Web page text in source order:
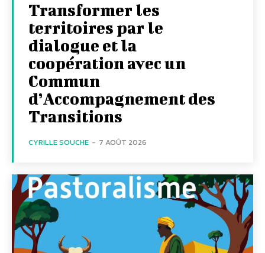
Transformer les
territoires par le
dialogue et la
coopération avec un
Commun
d’Accompagnement des
Transitions
CYRILLE SOUCHE - 7 AOÛT 2026